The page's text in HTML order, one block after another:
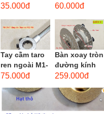
cáp hình
35.000đ
mở nắp lon
đường kính...
60.000đ
Tay cầm taro
ren ngoài M1-
M1.8 (mã
vặn Bàn ren
75.000đ
Bàn xoay tròn
đường kính
22cm bằng
259.000đ